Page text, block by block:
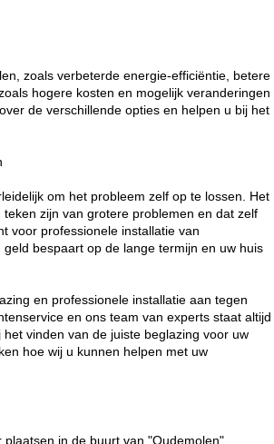
zoals verbeterde energie-efficiëntie, betere
hogere kosten en mogelijk veranderingen
de verschillende opties en helpen u bij het
om het probleem zelf op te lossen. Het
zijn van grotere problemen en dat zelf
voor professionele installatie van
bespaart op de lange termijn en uw huis
en professionele installatie aan tegen
en ons team van experts staat altijd
vinden van de juiste beglazing voor uw
hoe wij u kunnen helpen met uw
in de buurt van "Oudemolen".